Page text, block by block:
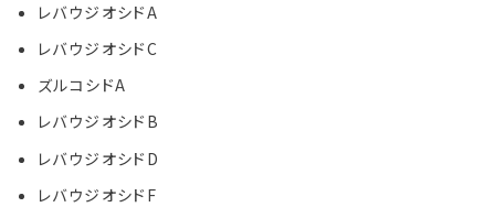
レバウジオシドA
レバウジオシドC
ズルコシドA
レバウジオシドB
レバウジオシドD
レバウジオシドF